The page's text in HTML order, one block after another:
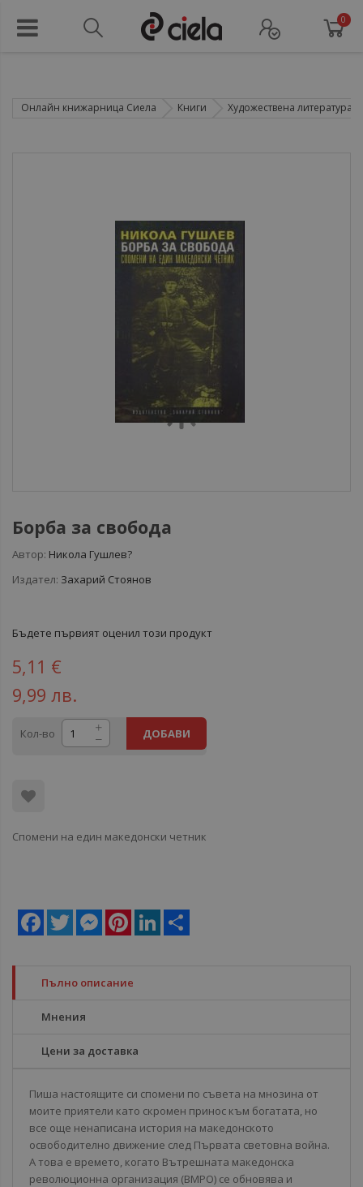
0
Онлайн книжарница Сиела Книги Художествена литература
Борба за свобода
Автор: Никола Гушлев?
Издател: Захарий Стоянов
Бъдете първият оценил този продукт
5,11 €
9,99 лв.
Кол-во ДОБАВИ
Спомени на един македонски четник
Facebook
Twitter MessengerPinterestLinkedIn
Пълно описание
Мнения
Цени за доставка
Пиша настоящите си спомени по съвета на мнозина от
моите приятели като скромен принос към богатата, но
все още ненаписана история на македонското
освободително движение след Първата световна война.
А това е времето, когато Вътрешната македонска
революционна организация (ВМРО) се обновява и